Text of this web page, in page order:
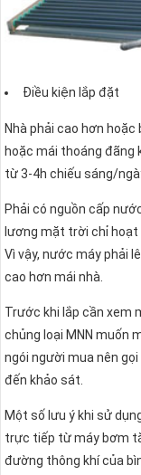
Điều kiện lắp đặt
Nhà phải cao hơn
hoặc mái thoáng đãng
từ 3-4h chiếu sáng/
Phải có nguồn cấp
lương mặt trời chỉ hoạt
Vì vậy, nước máy phải
cao hơn mái nhà.
Trước khi lắp cần xem
chủng loại MNN muốn
ngói người mua nên
đến khảo sát.
Một số lưu ý khi sử
trực tiếp từ máy bơm
đường thông khí của